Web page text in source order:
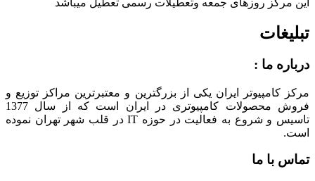
این مرکز روزهای جمعه وتعطیلات رسمی تعطیل میباشد
تبلیغات
درباره ما :
مرکز کامپیوتر ایران یکی از بزرگترین و معتبرترین مراکز توزیع و
فروش محصولات کامپیوتری در ایران است که از سال 1377
تاسیس و شروع به فعالیت در حوزه IT در قلب شهر تهران نموده
است.
تماس با ما